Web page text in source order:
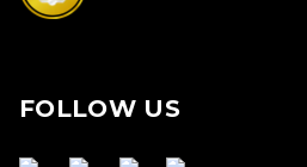
FOLLOW US